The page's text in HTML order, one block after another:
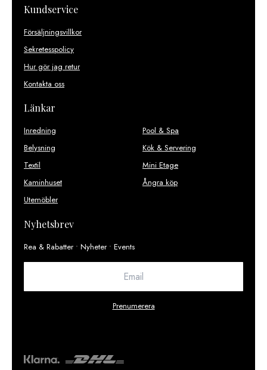
Kundservice
Försäljningsvillkor
Sekretesspolicy
Hur gör jag retur
Kontakta oss
Länkar
Inredning
Belysning
Textil
Kaminhuset
Utemöbler
Pool & Spa
Kök & Servering
Mini Etage
Ångra köp
Nyhetsbrev
Rea & Rabatter • Nyheter • Events
Prenumerera